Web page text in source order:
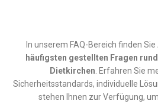
In unserem FAQ-Bereich finden
häufigsten gestellten Fragen
Dietkirchen . Erfahren Sie
Sicherheitsstandards, individuelle
stehen Ihnen zur Verfügung,